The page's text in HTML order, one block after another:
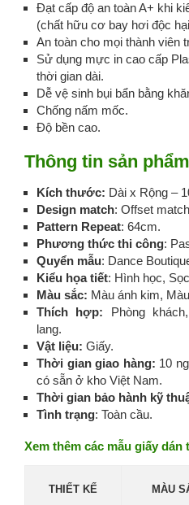
Đạt cấp độ an toàn A+ khi
(chất hữu cơ bay hơi độc
An toàn cho mọi thành viên
Sử dụng mực in cao cấp
thời gian dài.
Dễ vệ sinh bụi bẩn bằng
Chống nấm mốc.
Độ bền cao.
Thông tin sản
Kích thước: Dài x Rộng –
Design match: Offset
Pattern Repeat: 64cm.
Phương thức thi công:
Quyển mẫu: Dance
Kiểu họa tiết: Hình học,
Màu sắc: Màu ánh kim,
Thích hợp: Phòng
lang.
Vật liệu: Giấy.
Thời gian giao hàng: 10
có sẵn ở kho Việt Nam.
Thời gian bảo hành kỹ
Tình trạng: Toàn cầu.
Xem thêm các mẫu giấy
THIẾT KẾ MÀU